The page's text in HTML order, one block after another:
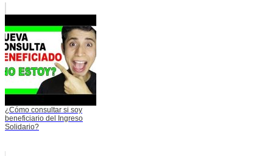
¿Cómo consultar si soy
beneficiario del Ingreso
Solidario?